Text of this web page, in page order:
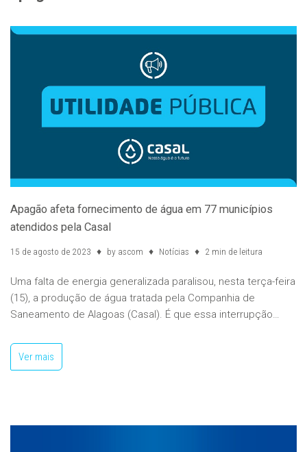
Apagão afeta fornecimento de água em 77 municípios
atendidos pela Casal
15 de agosto de 2023 by ascom Notícias 2 min de leitura
Uma falta de energia generalizada paralisou, nesta terça-feira
(15), a produção de água tratada pela Companhia de
Saneamento de Alagoas (Casal). É que essa interrupção…
Ver mais